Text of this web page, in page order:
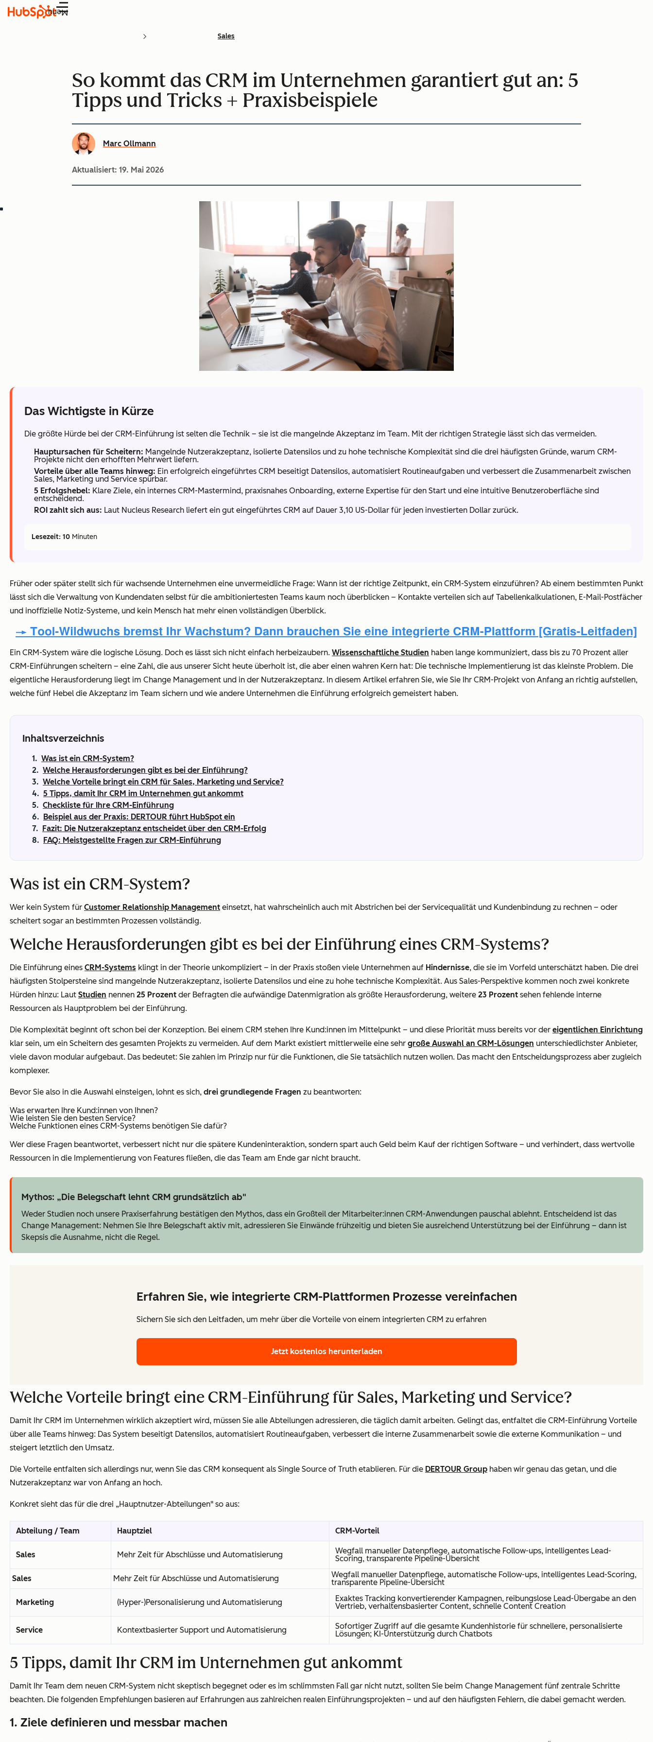
Menü
Sales
So kommt das CRM im Unternehmen garantiert gut an: 5
Tipps und Tricks + Praxisbeispiele
Marc Ollmann
Aktualisiert: 19. Mai 2026
Das Wichtigste in Kürze
Die größte Hürde bei der CRM-Einführung ist selten die Technik – sie ist die mangelnde Akzeptanz im Team. Mit der richtigen Strategie lässt sich das vermeiden.
Hauptursachen für Scheitern: Mangelnde Nutzerakzeptanz, isolierte Datensilos und zu hohe technische Komplexität sind die drei häufigsten Gründe, warum CRM-
Projekte nicht den erhofften Mehrwert liefern.
Vorteile über alle Teams hinweg: Ein erfolgreich eingeführtes CRM beseitigt Datensilos, automatisiert Routineaufgaben und verbessert die Zusammenarbeit zwischen
Sales, Marketing und Service spürbar.
5 Erfolgshebel: Klare Ziele, ein internes CRM-Mastermind, praxisnahes Onboarding, externe Expertise für den Start und eine intuitive Benutzeroberfläche sind
entscheidend.
ROI zahlt sich aus: Laut Nucleus Research liefert ein gut eingeführtes CRM auf Dauer 3,10 US-Dollar für jeden investierten Dollar zurück.
Lesezeit: 10 Minuten
Früher oder später stellt sich für wachsende Unternehmen eine unvermeidliche Frage: Wann ist der richtige Zeitpunkt, ein CRM-System einzuführen? Ab einem bestimmten Punkt
lässt sich die Verwaltung von Kundendaten selbst für die ambitioniertesten Teams kaum noch überblicken – Kontakte verteilen sich auf Tabellenkalkulationen, E-Mail-Postfächer
und inoffizielle Notiz-Systeme, und kein Mensch hat mehr einen vollständigen Überblick.
Ein CRM-System wäre die logische Lösung. Doch es lässt sich nicht einfach herbeizaubern. Wissenschaftliche Studien haben lange kommuniziert, dass bis zu 70 Prozent aller
CRM-Einführungen scheitern – eine Zahl, die aus unserer Sicht heute überholt ist, die aber einen wahren Kern hat: Die technische Implementierung ist das kleinste Problem. Die
eigentliche Herausforderung liegt im Change Management und in der Nutzerakzeptanz. In diesem Artikel erfahren Sie, wie Sie Ihr CRM-Projekt von Anfang an richtig aufstellen,
welche fünf Hebel die Akzeptanz im Team sichern und wie andere Unternehmen die Einführung erfolgreich gemeistert haben.
Inhaltsverzeichnis
Was ist ein CRM-System?
Welche Herausforderungen gibt es bei der Einführung?
Welche Vorteile bringt ein CRM für Sales, Marketing und Service?
5 Tipps, damit Ihr CRM im Unternehmen gut ankommt
Checkliste für Ihre CRM-Einführung
Beispiel aus der Praxis: DERTOUR führt HubSpot ein
Fazit: Die Nutzerakzeptanz entscheidet über den CRM-Erfolg
FAQ: Meistgestellte Fragen zur CRM-Einführung
Was ist ein CRM-System?
Wer kein System für Customer Relationship Management einsetzt, hat wahrscheinlich auch mit Abstrichen bei der Servicequalität und Kundenbindung zu rechnen – oder
scheitert sogar an bestimmten Prozessen vollständig.
Welche Herausforderungen gibt es bei der Einführung eines CRM-Systems?
Die Einführung eines CRM-Systems klingt in der Theorie unkompliziert – in der Praxis stoßen viele Unternehmen auf Hindernisse, die sie im Vorfeld unterschätzt haben. Die drei
häufigsten Stolpersteine sind mangelnde Nutzerakzeptanz, isolierte Datensilos und eine zu hohe technische Komplexität. Aus Sales-Perspektive kommen noch zwei konkrete
Hürden hinzu: Laut Studien nennen 25 Prozent der Befragten die aufwändige Datenmigration als größte Herausforderung, weitere 23 Prozent sehen fehlende interne
Ressourcen als Hauptproblem bei der Einführung.
Die Komplexität beginnt oft schon bei der Konzeption. Bei einem CRM stehen Ihre Kund:innen im Mittelpunkt – und diese Priorität muss bereits vor der eigentlichen Einrichtung
klar sein, um ein Scheitern des gesamten Projekts zu vermeiden. Auf dem Markt existiert mittlerweile eine sehr große Auswahl an CRM-Lösungen unterschiedlichster Anbieter,
viele davon modular aufgebaut. Das bedeutet: Sie zahlen im Prinzip nur für die Funktionen, die Sie tatsächlich nutzen wollen. Das macht den Entscheidungsprozess aber zugleich
komplexer.
Bevor Sie also in die Auswahl einsteigen, lohnt es sich, drei grundlegende Fragen zu beantworten:
Was erwarten Ihre Kund:innen von Ihnen?
Wie leisten Sie den besten Service?
Welche Funktionen eines CRM-Systems benötigen Sie dafür?
Wer diese Fragen beantwortet, verbessert nicht nur die spätere Kundeninteraktion, sondern spart auch Geld beim Kauf der richtigen Software – und verhindert, dass wertvolle
Ressourcen in die Implementierung von Features fließen, die das Team am Ende gar nicht braucht.
Mythos: „Die Belegschaft lehnt CRM grundsätzlich ab"
Weder Studien noch unsere Praxiserfahrung bestätigen den Mythos, dass ein Großteil der Mitarbeiter:innen CRM-Anwendungen pauschal ablehnt. Entscheidend ist das
Change Management: Nehmen Sie Ihre Belegschaft aktiv mit, adressieren Sie Einwände frühzeitig und bieten Sie ausreichend Unterstützung bei der Einführung – dann ist
Skepsis die Ausnahme, nicht die Regel.
Erfahren Sie, wie integrierte CRM-Plattformen Prozesse vereinfachen
Sichern Sie sich den Leitfaden, um mehr über die Vorteile von einem integrierten CRM zu erfahren
Jetzt kostenlos herunterladen
Welche Vorteile bringt eine CRM-Einführung für Sales, Marketing und Service?
Damit Ihr CRM im Unternehmen wirklich akzeptiert wird, müssen Sie alle Abteilungen adressieren, die täglich damit arbeiten. Gelingt das, entfaltet die CRM-Einführung Vorteile
über alle Teams hinweg: Das System beseitigt Datensilos, automatisiert Routineaufgaben, verbessert die interne Zusammenarbeit sowie die externe Kommunikation – und
steigert letztlich den Umsatz.
Die Vorteile entfalten sich allerdings nur, wenn Sie das CRM konsequent als Single Source of Truth etablieren. Für die DERTOUR Group haben wir genau das getan, und die
Nutzerakzeptanz war von Anfang an hoch.
Konkret sieht das für die drei „Hauptnutzer-Abteilungen" so aus:
Abteilung / Team Hauptziel CRM-Vorteil
Sales Mehr Zeit für Abschlüsse und Automatisierung
Wegfall manueller Datenpflege, automatische Follow-ups, intelligentes Lead-
Scoring, transparente Pipeline-Übersicht
Sales Mehr Zeit für Abschlüsse und Automatisierung
Wegfall manueller Datenpflege, automatische Follow-ups, intelligentes Lead-Scoring,
transparente Pipeline-Übersicht
Marketing (Hyper-)Personalisierung und Automatisierung
Exaktes Tracking konvertierender Kampagnen, reibungslose Lead-Übergabe an den
Vertrieb, verhaltensbasierter Content, schnelle Content Creation
Service Kontextbasierter Support und Automatisierung
Sofortiger Zugriff auf die gesamte Kundenhistorie für schnellere, personalisierte
Lösungen; KI-Unterstützung durch Chatbots
5 Tipps, damit Ihr CRM im Unternehmen gut ankommt
Damit Ihr Team dem neuen CRM-System nicht skeptisch begegnet oder es im schlimmsten Fall gar nicht nutzt, sollten Sie beim Change Management fünf zentrale Schritte
beachten. Die folgenden Empfehlungen basieren auf Erfahrungen aus zahlreichen realen Einführungsprojekten – und auf den häufigsten Fehlern, die dabei gemacht werden.
1. Ziele definieren und messbar machen